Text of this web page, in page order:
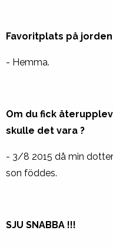
Favoritplats på
- Hemma.
Om du fick
skulle det vara ?
- 3/8 2015 då min
son föddes.
SJU SNABBA !!!